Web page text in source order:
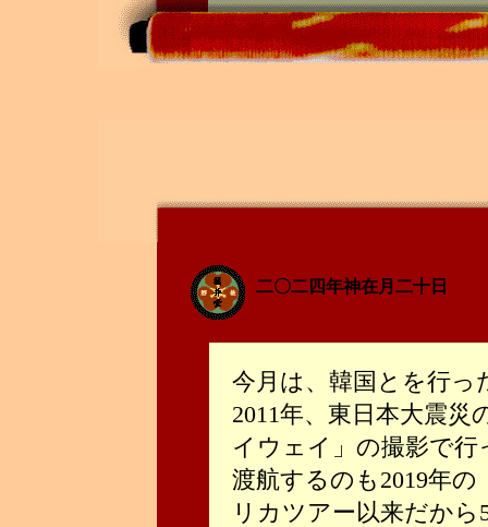
二〇二四年神在月二十日
今月は、韓国とを行っ
2011年、東日本大震
イウェイ」の撮影で
渡航するのも2019年
リカツアー以来だから